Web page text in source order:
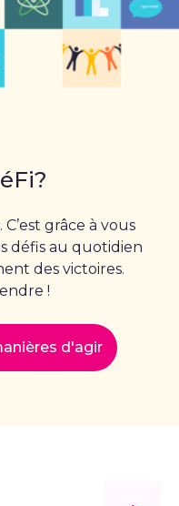
grâce à vous
défis au quotidien
des victoires.
!
d'agir